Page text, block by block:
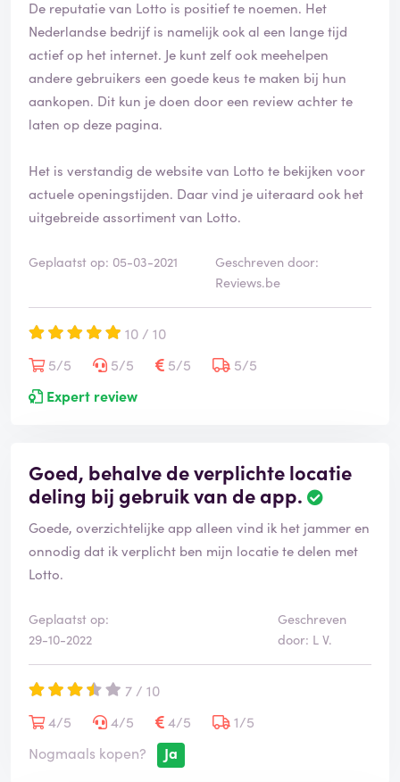
De reputatie van Lotto is positief te noemen. Het
Nederlandse bedrijf is namelijk ook al een lange tijd
actief op het internet. Je kunt zelf ook meehelpen
andere gebruikers een goede keus te maken bij hun
aankopen. Dit kun je doen door een review achter te
laten op deze pagina.
Het is verstandig de website van Lotto te bekijken voor
actuele openingstijden. Daar vind je uiteraard ook het
uitgebreide assortiment van Lotto.
Geplaatst op: 05-03-2021
Geschreven door:
Reviews.be
10 / 10
5/5
5/5 5/5
5/5
Expert review
Goed, behalve de verplichte locatie
deling bij gebruik van de app.
Goede, overzichtelijke app alleen vind ik het jammer en
onnodig dat ik verplicht ben mijn locatie te delen met
Lotto.
Geplaatst op:
29-10-2022
Geschreven
door: L V.
7 / 10
4/5
4/5 4/5
1/5
Nogmaals kopen?
Ja